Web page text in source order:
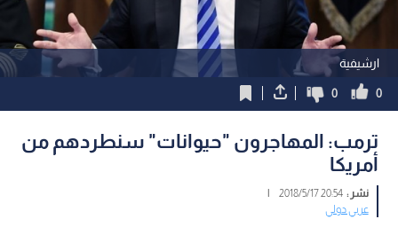
ارشيفية
0
0
ترمب: المهاجرون "حيوانات" سنطردهم من
أمريكا
نشر :20:54 2018/5/17
|
عربي دولي